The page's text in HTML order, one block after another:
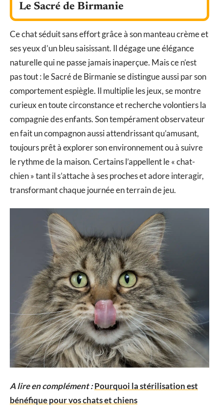
Le Sacré de Birmanie
Ce chat séduit sans effort grâce à son manteau crème et
ses yeux d’un bleu saisissant. Il dégage une élégance
naturelle qui ne passe jamais inaperçue. Mais ce n’est
pas tout : le Sacré de Birmanie se distingue aussi par son
comportement espiègle. Il multiplie les jeux, se montre
curieux en toute circonstance et recherche volontiers la
compagnie des enfants. Son tempérament observateur
en fait un compagnon aussi attendrissant qu’amusant,
toujours prêt à explorer son environnement ou à suivre
le rythme de la maison. Certains l’appellent le « chat-
chien » tant il s’attache à ses proches et adore interagir,
transformant chaque journée en terrain de jeu.
A lire en complément :Pourquoi la stérilisation est
bénéfique pour vos chats et chiens